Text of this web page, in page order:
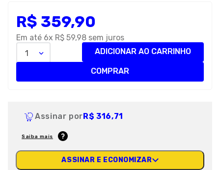
R$ 359,90
Em até 6x R$ 59,98 sem juros
1
ADICIONAR AO CARRINHO
COMPRAR
Assinar porR$ 316,71
Saiba mais
ASSINAR E ECONOMIZAR
8º
petisco caes
9 º
premier
pro plan